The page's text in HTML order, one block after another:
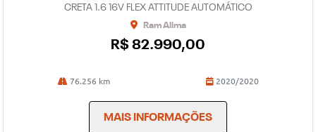
CRETA 1.6 16V FLEX ATTITUDE AUTOMÁTICO
Ram Allma
R$ 82.990,00
76.256 km 2020/2020
MAIS INFORMAÇÕES